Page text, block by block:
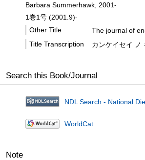
Barbara Summerhawk, 2001-
1巻1号 (2001.9)-
Other Title
The journal of
Title Transcription
カンケイセイ ノ
Search this Book/Journal
NDL Search - National
WorldCat
Note